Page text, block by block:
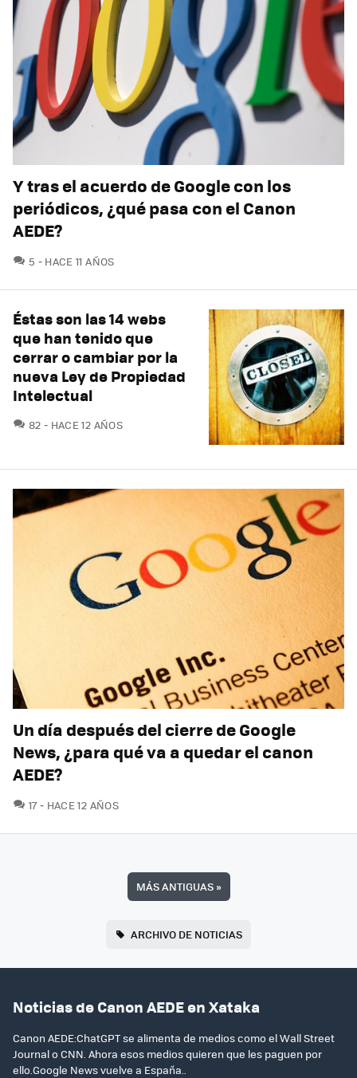
Y tras el acuerdo de Google con los
periódicos, ¿qué pasa con el Canon
AEDE?
5 COMENTARIOS
HACE 11 AÑOS
Éstas son las 14 webs
que han tenido que
cerrar o cambiar por la
nueva Ley de Propiedad
Intelectual
82 COMENTARIOS
HACE 12 AÑOS
Un día después del cierre de Google
News, ¿para qué va a quedar el canon
AEDE?
17COMENTARIOS
HACE 12 AÑOS
MÁS ANTIGUAS»
ARCHIVO DE NOTICIAS
Noticias de Canon AEDE en Xataka
Canon AEDE:ChatGPT se alimenta de medios como el Wall Street
Journal o CNN. Ahora esos medios quieren que les paguen por
ello.Google News vuelve a España..